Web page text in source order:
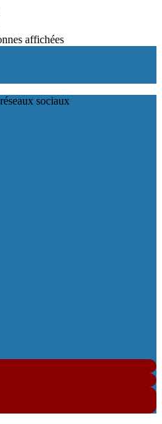
affichées
sociaux